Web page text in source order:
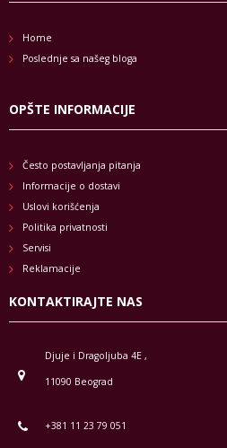
Home
Poslednje sa našeg bloga
OPŠTE INFORMACIJE
Često postavljanja pitanja
Informacije o dostavi
Uslovi korišćenja
Politika privatnosti
Servisi
Reklamacije
KONTAKTIRAJTE NAS
Djuje i Dragoljuba 4E ,
11090 Beograd
+381 11 23 79 051